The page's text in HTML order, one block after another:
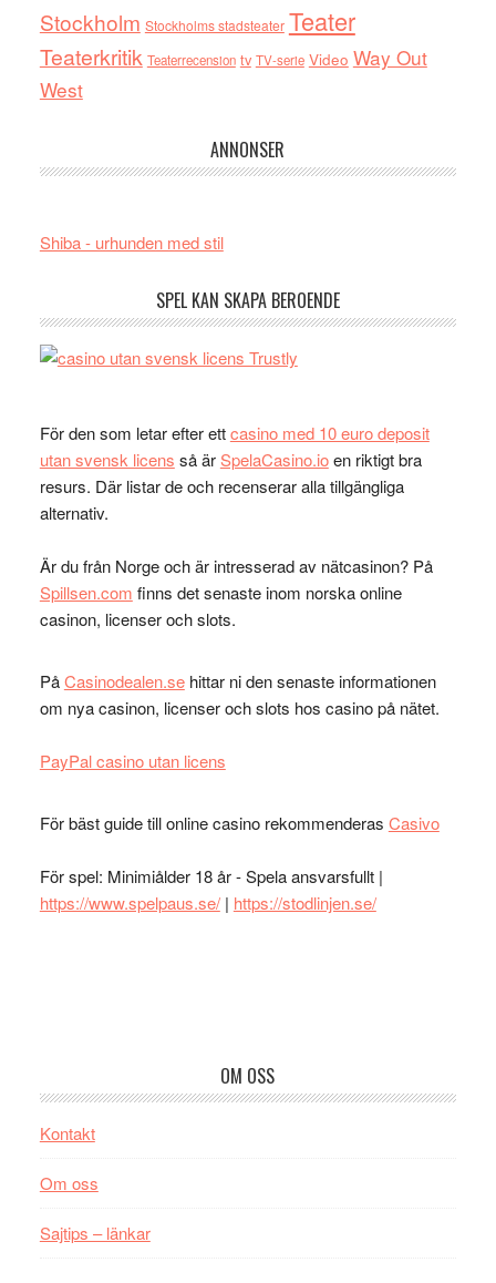
Stockholm Stockholms stadsteater Teater
Teaterkritik Teaterrecension tv TV-serie Video Way Out
West
ANNONSER
Shiba - urhunden med stil
SPEL KAN SKAPA BEROENDE
För den som letar efter ettcasino med 10 euro deposit
utan svensk licens så ärSpelaCasino.ioen riktigt bra
resurs. Där listar de och recenserar alla tillgängliga
alternativ.
Är du från Norge och är intresserad av nätcasinon? På
Spillsen.com finns det senaste inom norska online
casinon, licenser och slots.
PåCasinodealen.sehittar ni den senaste informationen
om nya casinon, licenser och slots hos casino på nätet.
PayPal casino utan licens
För bäst guide till online casino rekommenderas Casivo
För spel: Minimiålder 18 år - Spela ansvarsfullt |
https://www.spelpaus.se/| https://stodlinjen.se/
OM OSS
Kontakt
Om oss
Sajtips – länkar